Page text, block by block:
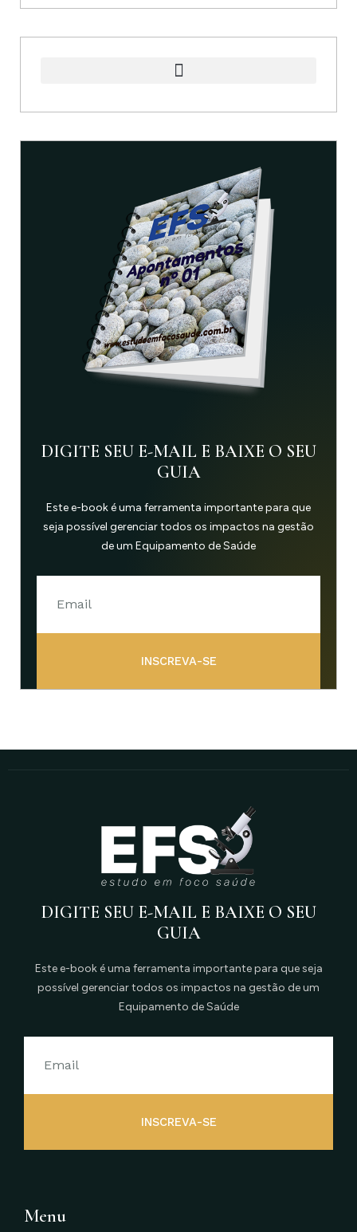
DIGITE SEU E-MAIL E BAIXE O SEU
GUIA
Este e-book é uma ferramenta importante para que
seja possível gerenciar todos os impactos na gestão
de um Equipamento de Saúde
INSCREVA-SE
DIGITE SEU E-MAIL E BAIXE O SEU
GUIA
Este e-book é uma ferramenta importante para que seja
possível gerenciar todos os impactos na gestão de um
Equipamento de Saúde
INSCREVA-SE
Menu